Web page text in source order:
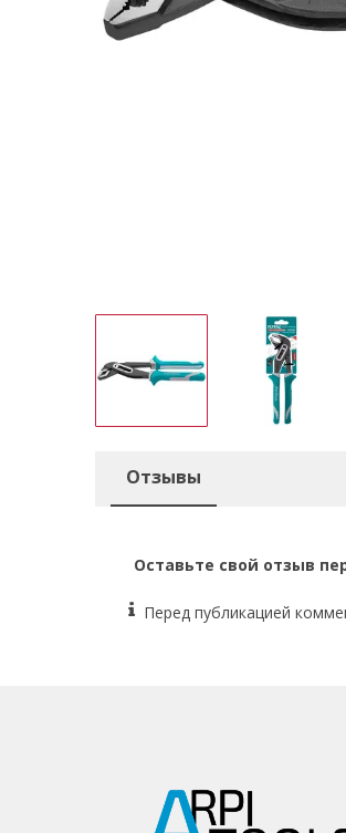
Отзывы
Оставьте свой отзыв
Перед публикацией